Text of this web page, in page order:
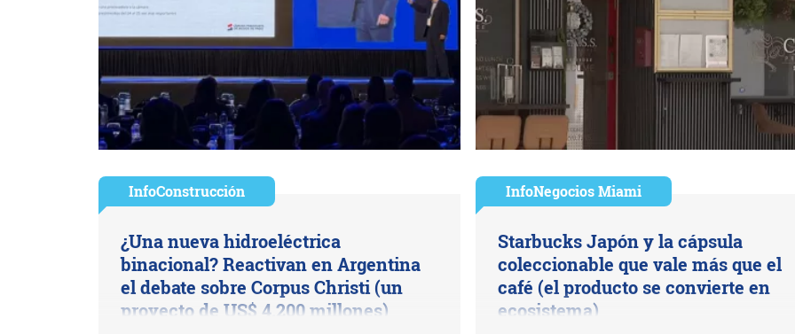
InfoConstrucción
¿Una nueva hidroeléctrica
binacional? Reactivan en Argentina
el debate sobre Corpus Christi (un
proyecto de US$ 4.200 millones)
InfoNegocios Miami
Starbucks Japón y la cápsula
coleccionable que vale más que el
café (el producto se convierte en
ecosistema)